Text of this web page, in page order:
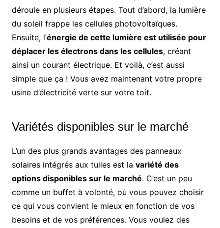
déroule en plusieurs étapes. Tout d’abord, la lumière
du soleil frappe les cellules photovoltaïques.
Ensuite, l’énergie de cette lumière est utilisée pour
déplacer les électrons dans les cellules, créant
ainsi un courant électrique. Et voilà, c’est aussi
simple que ça ! Vous avez maintenant votre propre
usine d’électricité verte sur votre toit.
Variétés disponibles sur le marché
L’un des plus grands avantages des panneaux
solaires intégrés aux tuiles est la variété des
options disponibles sur le marché. C’est un peu
comme un buffet à volonté, où vous pouvez choisir
ce qui vous convient le mieux en fonction de vos
besoins et de vos préférences. Vous voulez des